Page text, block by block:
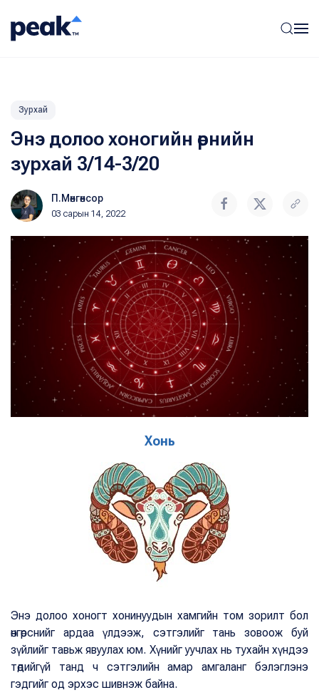
Зурхай
Энэ долоо хоногийн өрнийн
зурхай 3/14-3/20
П.Мөнгөнсор
03 сарын 14, 2022
Хонь
Энэ долоо хоногт хонинуудын хамгийн том зорилт бол
өнгөрснийг ардаа үлдээж, сэтгэлийг тань зовоож буй
зүйлийг тавьж явуулах юм. Хүнийг уучлах нь тухайн хүндээ
төдийгүй танд ч сэтгэлийн амар амгаланг бэлэглэнэ
гэдгийг од эрхэс шивнэж байна.